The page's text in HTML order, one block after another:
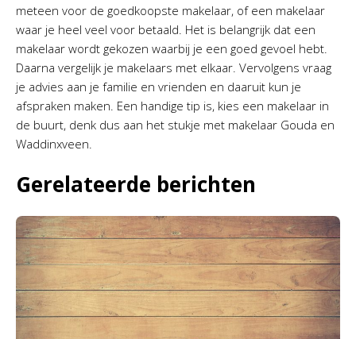
meteen voor de goedkoopste makelaar, of een makelaar
waar je heel veel voor betaald. Het is belangrijk dat een
makelaar wordt gekozen waarbij je een goed gevoel hebt.
Daarna vergelijk je makelaars met elkaar. Vervolgens vraag
je advies aan je familie en vrienden en daaruit kun je
afspraken maken. Een handige tip is, kies een makelaar in
de buurt, denk dus aan het stukje met makelaar Gouda en
Waddinxveen.
Gerelateerde berichten